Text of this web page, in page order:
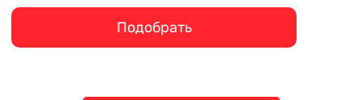
Подобрать